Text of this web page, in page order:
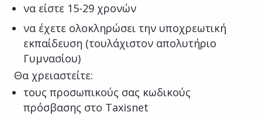
να είστε 15-29 χρονών
να έχετε ολοκληρώσει την υποχρεωτική
εκπαίδευση (τουλάχιστον απολυτήριο
Γυμνασίου)
Θα χρειαστείτε:
τους προσωπικούς σας κωδικούς
πρόσβασης στο Taxisnet